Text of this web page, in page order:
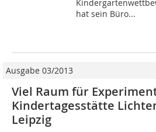
hat sein Büro...
Ausgabe 03/2013
Viel Raum für
Kindertagesstätte
Leipzig